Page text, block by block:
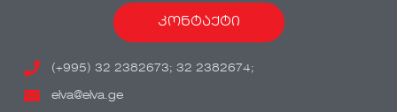
კონტაქტი
(+995) 32 2382673; 32 2382674;
elva@elva.ge